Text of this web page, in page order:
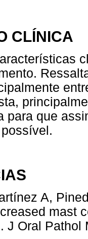
CLÍNICA
para que
A,
mast
J Oral